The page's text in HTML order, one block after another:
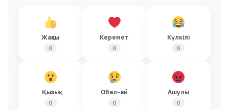
Жақсы
0
Керемет
0
Күлкілі
0
Қызық
0
Обал-ай
0
Ашулы
0